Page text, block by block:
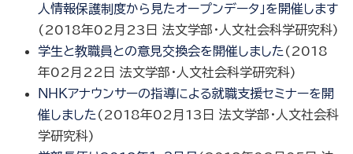
人情報保護制度から見たオープンデータ」を開催します
( 2018年02月23日 法文学部・人文社会科学研究科)
学生と教職員との意見交換会を開催しました ( 2018
年02月22日 法文学部・人文社会科学研究科)
ＮＨＫアナウンサーの指導による就職支援セミナーを開
催しました ( 2018年02月13日 法文学部・人文社会科
学研究科)